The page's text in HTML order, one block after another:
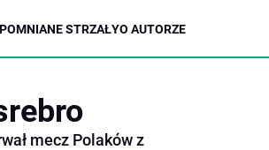
STRZAŁYO AUTORZE
mecz Polaków z